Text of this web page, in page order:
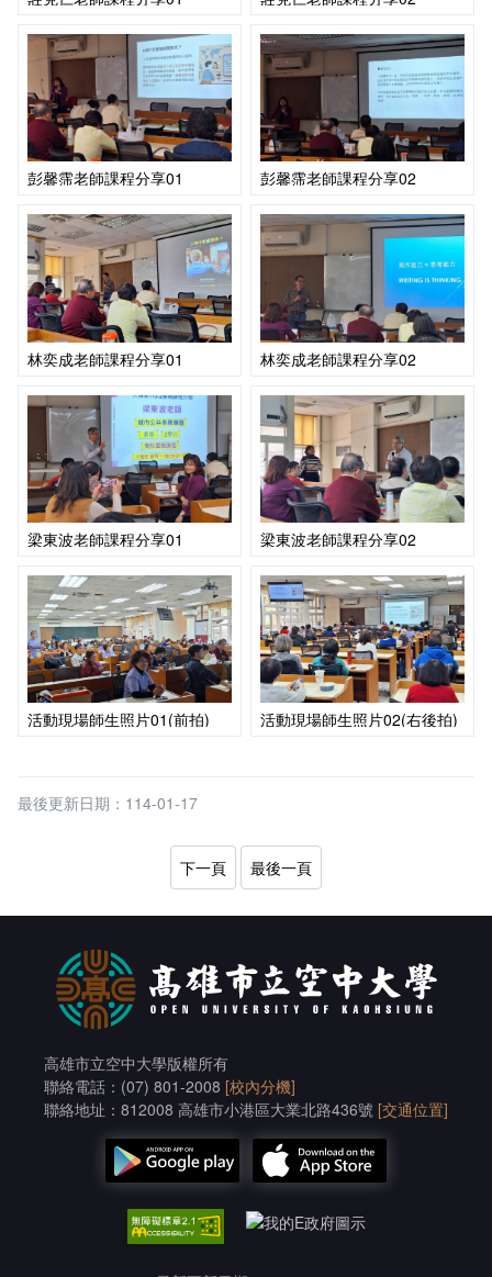
彭馨霈老師課程分享01 彭馨霈老師課程分享02
林奕成老師課程分享01 林奕成老師課程分享02
梁東波老師課程分享01 梁東波老師課程分享02
活動現場師生照片01(前拍) 活動現場師生照片02(右後拍)
最後更新日期：114-01-17
下一頁 最後一頁
高雄市立空中大學版權所有
聯絡電話：(07) 801-2008 [校內分機]
聯絡地址：812008 高雄市小港區大業北路436號 [交通位置]